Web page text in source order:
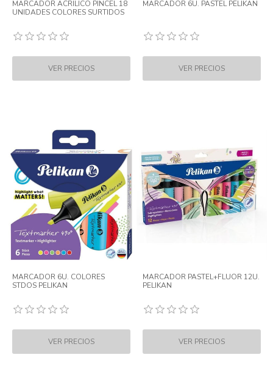
MARCADOR ACRILICO PINCEL 18
UNIDADES COLORES SURTIDOS
MARCADOR 6U. PASTEL PELIKAN
MARCADOR 6U. COLORES
STDOS PELIKAN
MARCADOR PASTEL+FLUOR 12U.
PELIKAN